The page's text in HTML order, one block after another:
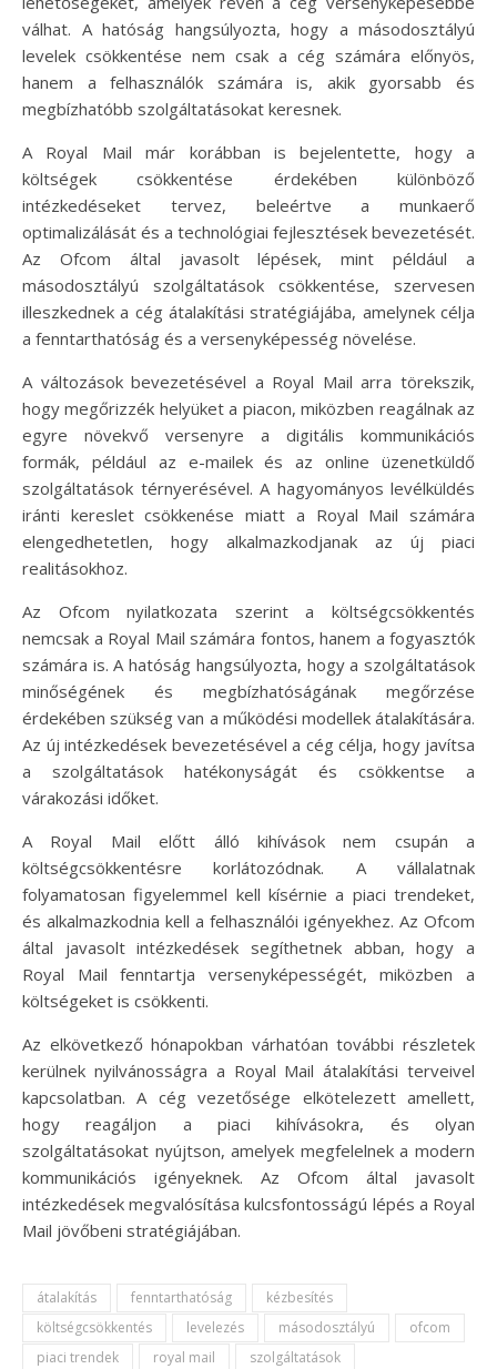
válhat. A hatóság hangsúlyozta, hogy a másodosztályú
levelek csökkentése nem csak a cég számára előnyös,
hanem a felhasználók számára is, akik gyorsabb és
megbízhatóbb szolgáltatásokat keresnek.
A Royal Mail már korábban is bejelentette, hogy a
költségek csökkentése érdekében különböző
intézkedéseket tervez, beleértve a munkaerő
optimalizálását és a technológiai fejlesztések bevezetését.
Az Ofcom által javasolt lépések, mint például a
másodosztályú szolgáltatások csökkentése, szervesen
illeszkednek a cég átalakítási stratégiájába, amelynek célja
a fenntarthatóság és a versenyképesség növelése.
A változások bevezetésével a Royal Mail arra törekszik,
hogy megőrizzék helyüket a piacon, miközben reagálnak az
egyre növekvő versenyre a digitális kommunikációs
formák, például az e-mailek és az online üzenetküldő
szolgáltatások térnyerésével. A hagyományos levélküldés
iránti kereslet csökkenése miatt a Royal Mail számára
elengedhetetlen, hogy alkalmazkodjanak az új piaci
realitásokhoz.
Az Ofcom nyilatkozata szerint a költségcsökkentés
nemcsak a Royal Mail számára fontos, hanem a fogyasztók
számára is. A hatóság hangsúlyozta, hogy a szolgáltatások
minőségének és megbízhatóságának megőrzése
érdekében szükség van a működési modellek átalakítására.
Az új intézkedések bevezetésével a cég célja, hogy javítsa
a szolgáltatások hatékonyságát és csökkentse a
várakozási időket.
A Royal Mail előtt álló kihívások nem csupán a
költségcsökkentésre korlátozódnak. A vállalatnak
folyamatosan figyelemmel kell kísérnie a piaci trendeket,
és alkalmazkodnia kell a felhasználói igényekhez. Az Ofcom
által javasolt intézkedések segíthetnek abban, hogy a
Royal Mail fenntartja versenyképességét, miközben a
költségeket is csökkenti.
Az elkövetkező hónapokban várhatóan további részletek
kerülnek nyilvánosságra a Royal Mail átalakítási terveivel
kapcsolatban. A cég vezetősége elkötelezett amellett,
hogy reagáljon a piaci kihívásokra, és olyan
szolgáltatásokat nyújtson, amelyek megfelelnek a modern
kommunikációs igényeknek. Az Ofcom által javasolt
intézkedések megvalósítása kulcsfontosságú lépés a Royal
Mail jövőbeni stratégiájában.
átalakítás fenntarthatóság
kézbesítés
költségcsökkentés
levelezés másodosztályú
ofcom
piaci trendek
royal mail szolgáltatások